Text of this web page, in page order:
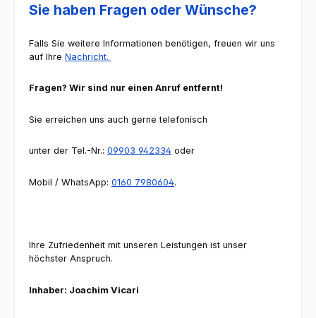
Sie haben Fragen oder Wünsche?
Falls Sie weitere Informationen benötigen, freuen wir uns
auf Ihre Nachricht.
Fragen? Wir sind nur einen Anruf entfernt!
Sie erreichen uns auch gerne telefonisch
unter der Tel.-Nr.: 09903 942334 oder
Mobil / WhatsApp: 0160 7980604.
Ihre Zufriedenheit mit unseren Leistungen ist unser
höchster Anspruch.
Inhaber: Joachim Vicari